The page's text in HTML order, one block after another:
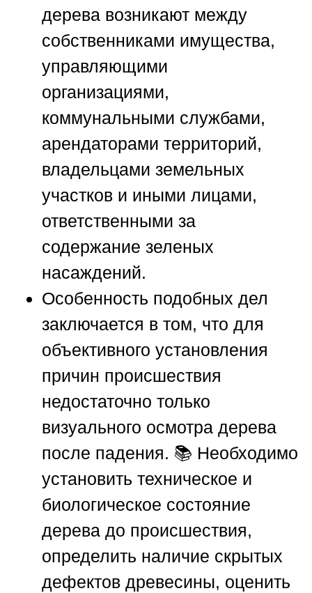
дерева возникают между
собственниками имущества,
управляющими
организациями,
коммунальными службами,
арендаторами территорий,
владельцами земельных
участков и иными лицами,
ответственными за
содержание зеленых
насаждений.
Особенность подобных дел
заключается в том, что для
объективного установления
причин происшествия
недостаточно только
визуального осмотра дерева
после падения. 📚 Необходимо
установить техническое и
биологическое состояние
дерева до происшествия,
определить наличие скрытых
дефектов древесины, оценить